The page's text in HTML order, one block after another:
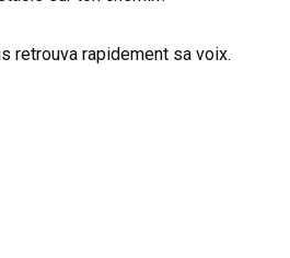
retrouva rapidement sa voix.